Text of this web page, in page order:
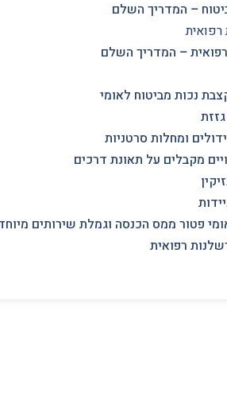
– המדריך השלם
רפואית
– המדריך השלם
נכות מביטוח לאומי
גזזת
ומחלות סרטניות
מקבלים על תאונת דרכים
פטור ממס הכנסה וגמלת שירותים
רפואית